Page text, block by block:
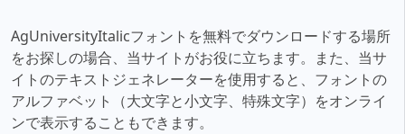
AgUniversityItalicフォントを無料でダウンロードする場所
をお探しの場合、当サイトがお役に立ちます。また、当サ
イトのテキストジェネレーターを使用すると、フォントの
アルファベット（大文字と小文字、特殊文字）をオンライ
ンで表示することもできます。